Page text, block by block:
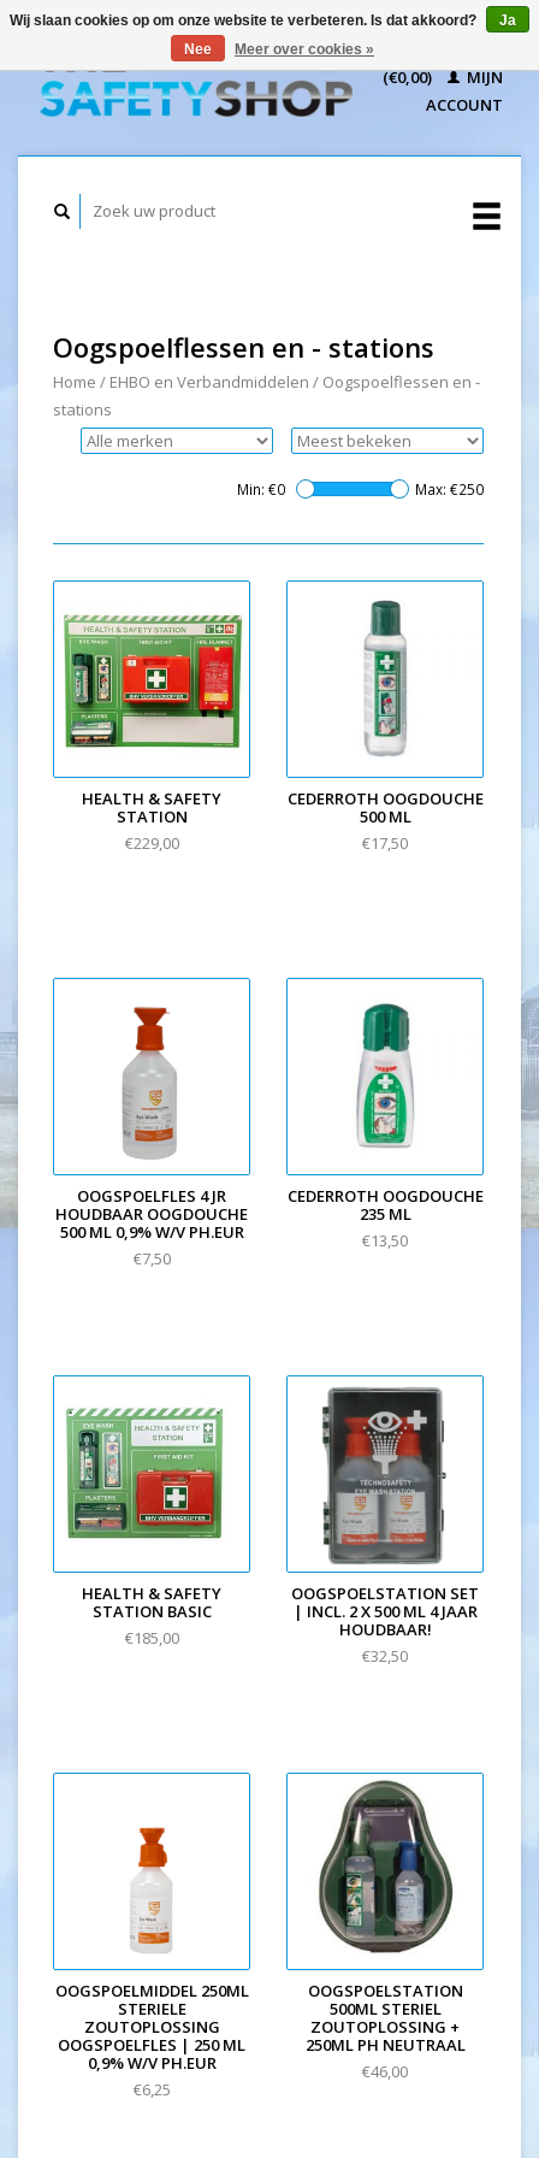
(€0,00)
MIJN
ACCOUNT
Oogspoelflessen en - stations
Home / EHBO en Verbandmiddelen / Oogspoelflessen en -
stations
Min: €0 Max: €250
HEALTH & SAFETY
STATION
€229,00
CEDERROTH OOGDOUCHE
500 ML
€17,50
OOGSPOELFLES 4 JR
HOUDBAAR OOGDOUCHE
500 ML 0,9% W/V PH.EUR
€7,50
CEDERROTH OOGDOUCHE
235 ML
€13,50
HEALTH & SAFETY
STATION BASIC
€185,00
OOGSPOELSTATION SET
| INCL. 2 X 500 ML 4 JAAR
HOUDBAAR!
€32,50
OOGSPOELMIDDEL 250ML
STERIELE
ZOUTOPLOSSING
OOGSPOELFLES | 250 ML
0,9% W/V PH.EUR
€6,25
OOGSPOELSTATION
500ML STERIEL
ZOUTOPLOSSING +
250ML PH NEUTRAAL
€46,00
Wij slaan cookies op om onze website te verbeteren. Is dat akkoord?
Ja
Nee
Meer over cookies »